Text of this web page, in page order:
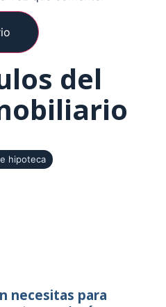
del
hipoteca
necesitas para